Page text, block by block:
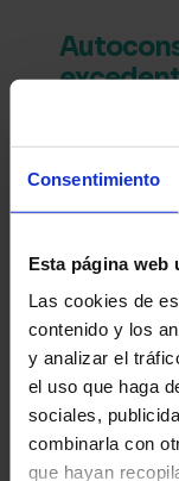
Consentimiento
Esta página web
Las cookies de
contenido y los
y analizar el
el uso que haga
sociales,
combinarla con
que hayan
excedentes
generada
común.
Saber más